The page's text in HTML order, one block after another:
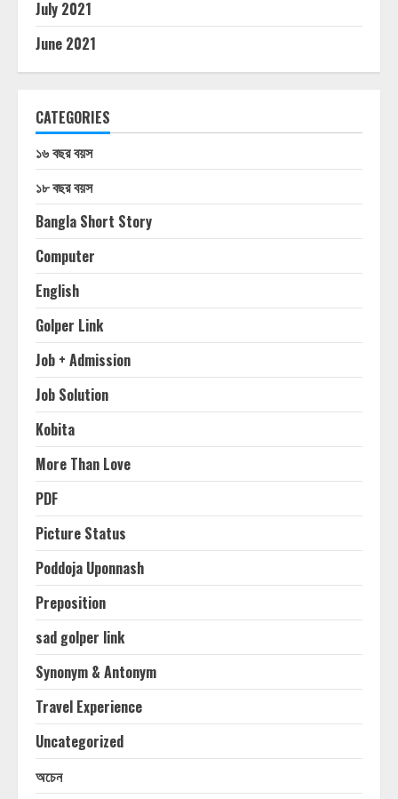
July 2021
June 2021
CATEGORIES
১৬ বছর বয়স
১৮ বছর বয়স
Bangla Short Story
Computer
English
Golper Link
Job + Admission
Job Solution
Kobita
More Than Love
PDF
Picture Status
Poddoja Uponnash
Preposition
sad golper link
Synonym & Antonym
Travel Experience
Uncategorized
অচেন